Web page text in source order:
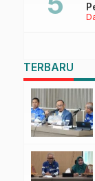
TERBARU